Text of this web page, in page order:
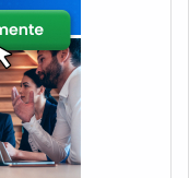
lembrar que o
com empresas
de cuidado
dos
substituições
com suas